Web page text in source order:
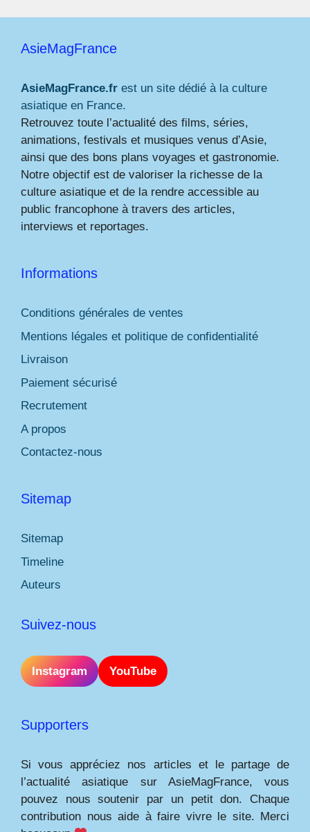
AsieMagFrance
AsieMagFrance.fr est un site dédié à la culture
asiatique en France.
Retrouvez toute l’actualité des films, séries,
animations, festivals et musiques venus d’Asie,
ainsi que des bons plans voyages et gastronomie.
Notre objectif est de valoriser la richesse de la
culture asiatique et de la rendre accessible au
public francophone à travers des articles,
interviews et reportages.
Informations
Conditions générales de ventes
Mentions légales et politique de confidentialité
Livraison
Paiement sécurisé
Recrutement
A propos
Contactez-nous
Sitemap
Sitemap
Timeline
Auteurs
Suivez-nous
Instagram YouTube
Supporters
Si vous appréciez nos articles et le partage de
l’actualité asiatique sur AsieMagFrance, vous
pouvez nous soutenir par un petit don. Chaque
contribution nous aide à faire vivre le site. Merci